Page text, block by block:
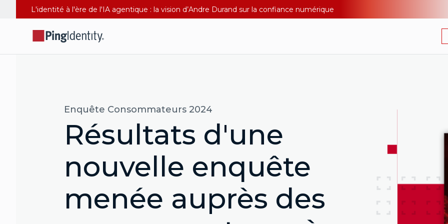
L'identité à l'ère de l'IA agentique : la vision d’Andre Durand sur la confiance numérique
Enquête Consommateurs 2024
Résultats d'une
nouvelle enquête
menée auprès des